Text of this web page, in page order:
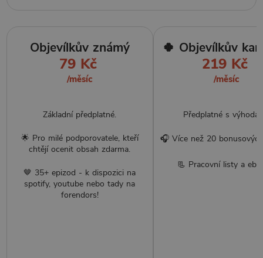
Objevílkův známý
79 Kč
/měsíc
Základní předplatné.
🌟 Pro milé podporovatele, kteří
chtějí ocenit obsah zdarma.
🤎 35+ epizod - k dispozici na
spotify, youtube nebo tady na
forendors!
🍀 Objevílkův
219 Kč
/měsíc
Předplatné s
🎧 Více než 20
📃 Pracovní listy a